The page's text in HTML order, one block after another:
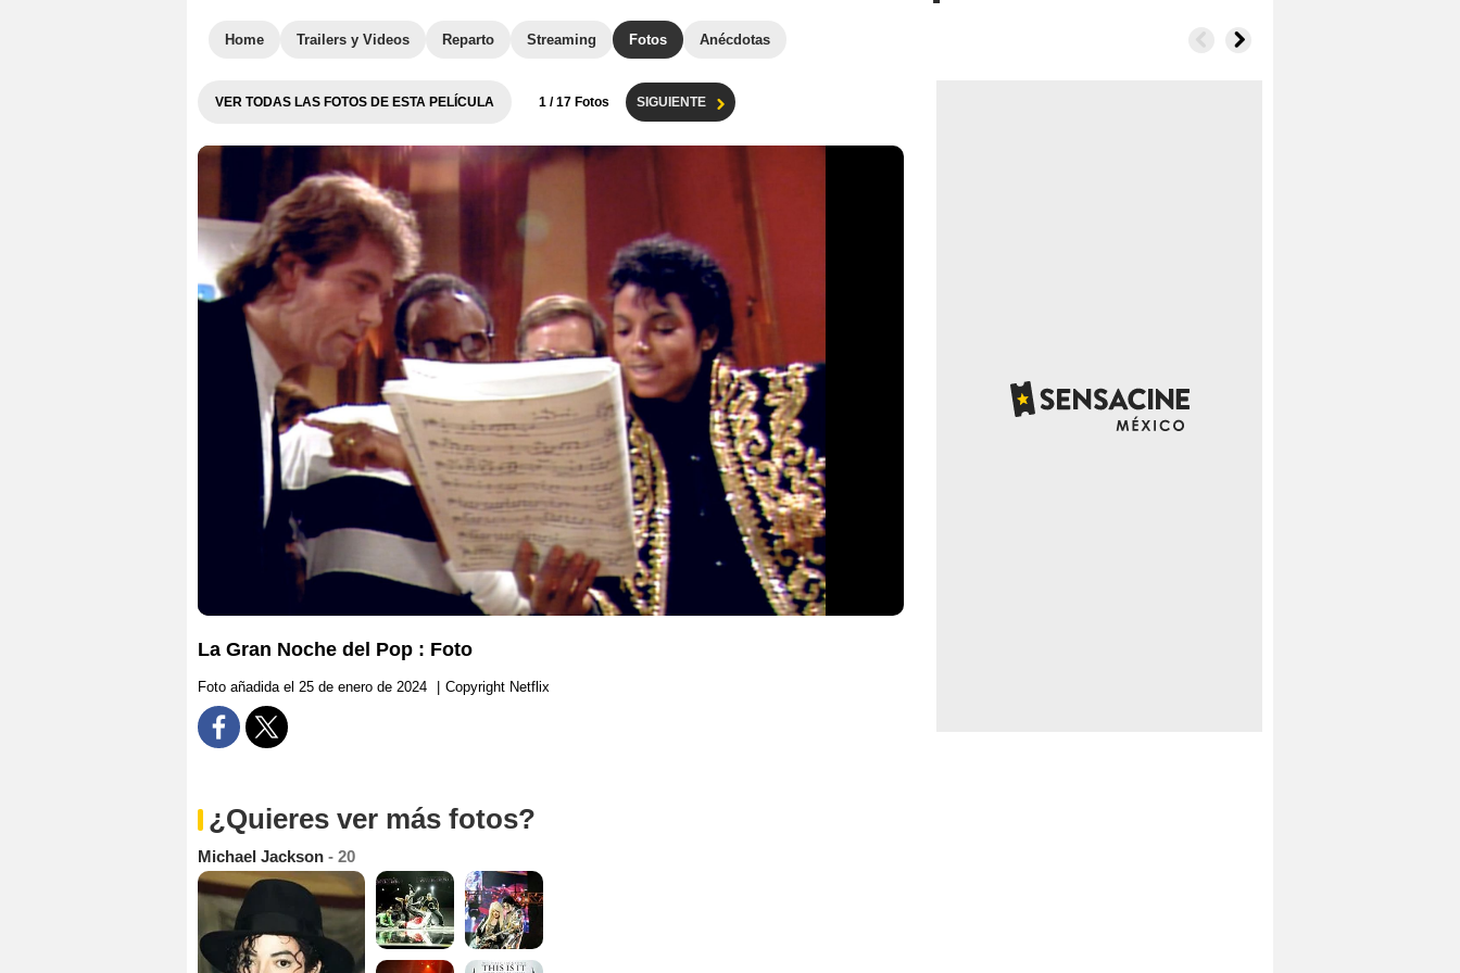
Home Trailers y Videos Reparto Streaming Fotos Anécdotas
VER TODAS LAS FOTOS DE ESTA PELÍCULA 1 / 17 Fotos SIGUIENTE
La Gran Noche del Pop : Foto
Foto añadida el 25 de enero de 2024 Copyright Netflix
¿Quieres ver más fotos?
Michael Jackson - 20